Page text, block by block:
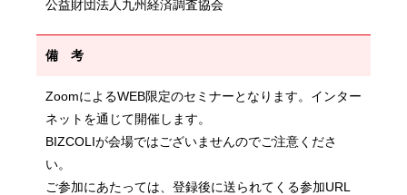
公益財団法人九州経済調査協会
備 考
ZoomによるWEB限定のセミナーとなります。インター
ネットを通じて開催します。
BIZCOLIが会場ではございませんのでご注意くださ
い。
ご参加にあたっては、登録後に送られてくる参加URL